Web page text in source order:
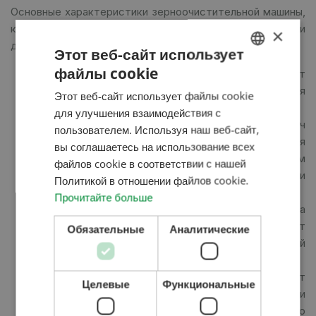
Основные характеристики зерноочистительной машины,
которые обеспечивают эффективность работы и
долговечность:
Твёрдая, прочная металлическая рама образует
зерноочистительную машину, которая
обеспечивает отличную работу решетных станов
Ребристый вал подачи в диапазоне от 1 до 30 т / ч
энергии регулируется плавно. Драпирующимся
вводит семена, на поверхность решетки, тем
самым снижая скорость падения материала и
улучшиет эффективность первичного обдува.
Плоскость решетки имеет три разных уклона
поверхностью 5 м . поэтому идеально подходит
для малых и средних хозяйств, для эффективной
очистки промышленных мелких и крупных семян.
Зерноочистительные машины имеют
высокоэффективную систему первичного и
вторичного обдува, которое прекрасно
ENGLISH
CROATIAN
RUSSIAN
×
Этот веб-сайт использует
файлы cookie
Этот веб-сайт использует файлы cookie
для улучшения взаимодействия с
пользователем. Используя наш веб-сайт,
вы соглашаетесь на использование всех
файлов cookie в соответствии с нашей
Политикой в ​​отношении файлов cookie.
Прочитайте больше
Обязательные Аналитические
Целевые Функциональные